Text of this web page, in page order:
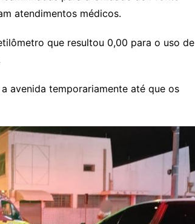
atendimentos médicos.
que resultou 0,00 para o uso de
avenida temporariamente até que os